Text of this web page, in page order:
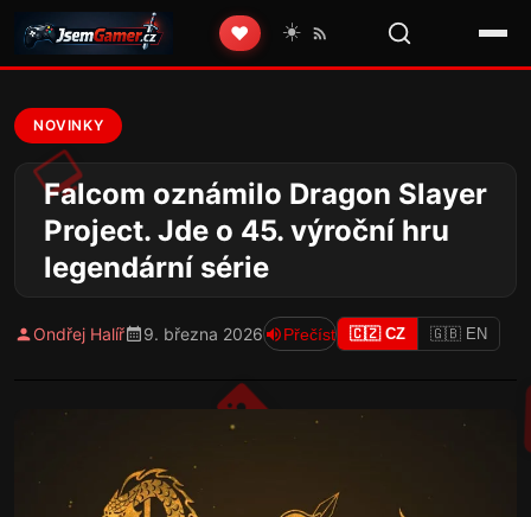
❤️ ☀️
NOVINKY
Falcom oznámilo Dragon Slayer
Project. Jde o 45. výroční hru
legendární série
Ondřej Halíř 9. března 2026 Přečíst 🇨🇿 CZ 🇬🇧 EN